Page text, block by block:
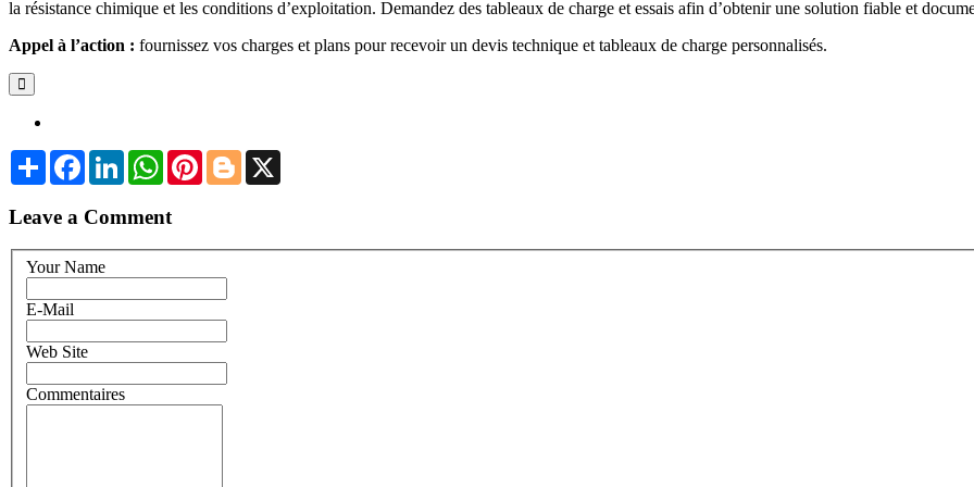
la résistance chimique et les conditions d’exploitation. Demandez des tableaux de charge et essais afin d’obtenir une solution fiable et
Appel à l’action : fournissez vos charges et plans pour recevoir un devis technique et tableaux de charge personnalisés.
Share FacebookLinkedInWhatsAppPinterestBlogger
Leave a Comment
Your Name
E-Mail
Web Site
Commentaires